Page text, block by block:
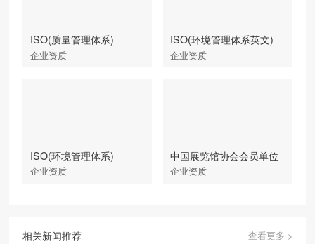
ISO(质量管理体系)
企业资质
ISO(环境管理体系英文)
企业资质
ISO(环境管理体系)
企业资质
中国展览馆协会会员单位
企业资质
相关新闻推荐
查看更多 >